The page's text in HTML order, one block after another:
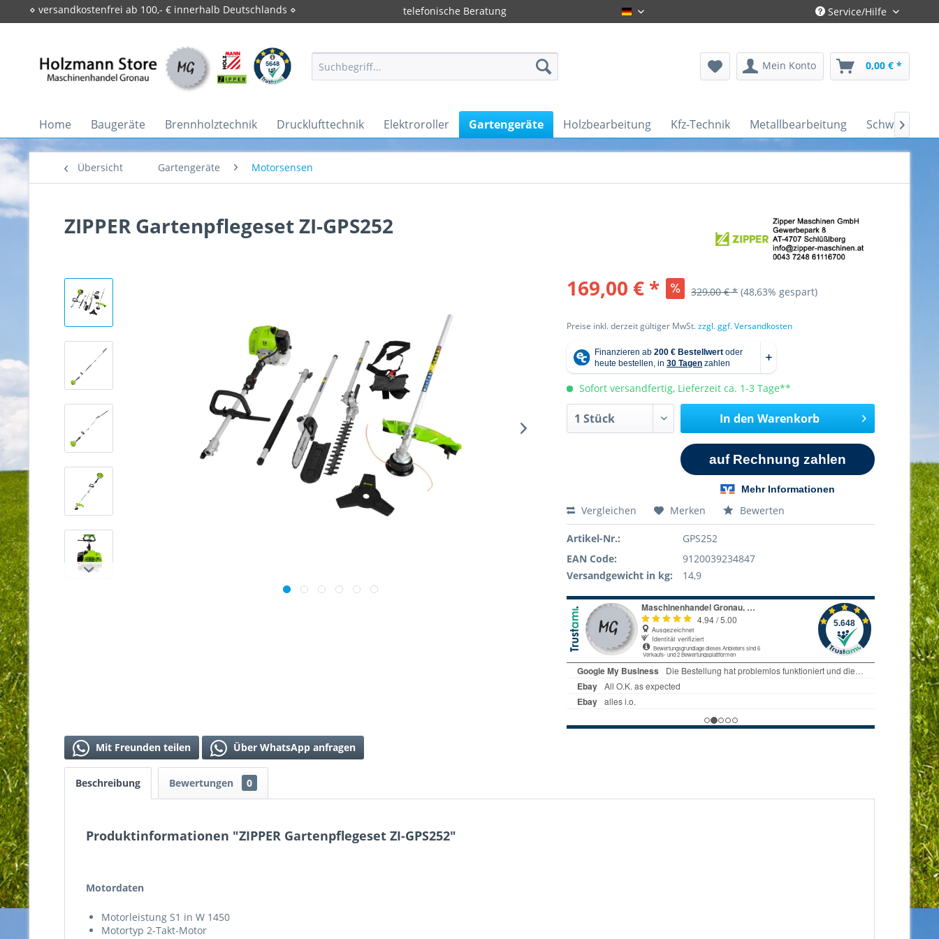
⋄ versandkostenfrei ab 100,- € innerhalb Deutschlands ⋄ telefonische Beratung Deutsch Service/Hilfe
Mein Konto 0,00 € *
Home Baugeräte Brennholztechnik Drucklufttechnik Elektroroller Gartengeräte Holzbearbeitung Kfz-Technik Metallbearbeitung 
Übersicht Gartengeräte Motorsensen
ZIPPER Gartenpflegeset ZI-GPS252
169,00 € * 329,00 € * (48,63% gespart)
Preise inkl. derzeit gültiger MwSt.zzgl. ggf. Versandkosten
Sofort versandfertig, Lieferzeit ca. 1-3 Tage**
In den Warenkorb
Vergleichen Merken Bewerten
Artikel-Nr.:
GPS252
EAN Code:
9120039234847
Versandgewicht in kg:
14,9
Mit Freunden teilen Über WhatsApp anfragen
Beschreibung Bewertungen 0
Produktinformationen "ZIPPER Gartenpflegeset ZI-GPS252"
Motordaten
Motorleistung S1 in W 1450
Motortyp 2-Takt-Motor